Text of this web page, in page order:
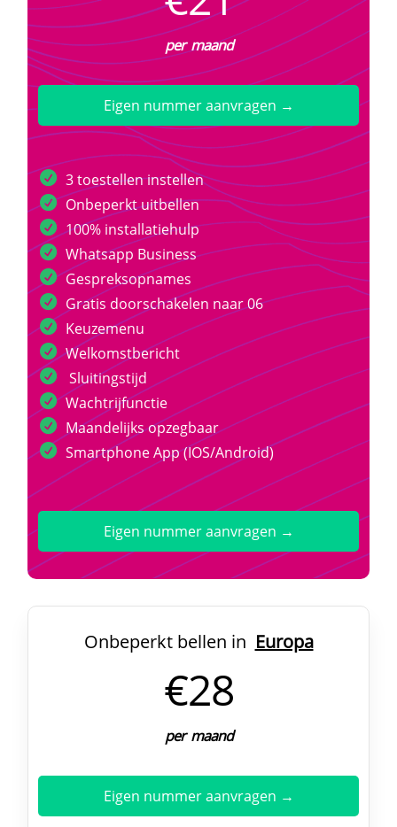
per maand
Eigen nummer aanvragen →
3 toestellen instellen
Onbeperkt uitbellen
100% installatiehulp
Whatsapp Business
Gespreksopnames
Gratis doorschakelen naar 06
Keuzemenu
Welkomstbericht
Sluitingstijd
Wachtrijfunctie
Maandelijks opzegbaar
Smartphone App (IOS/Android)
Eigen nummer aanvragen →
Onbeperkt bellen in Europa
€28
per maand
Eigen nummer aanvragen →